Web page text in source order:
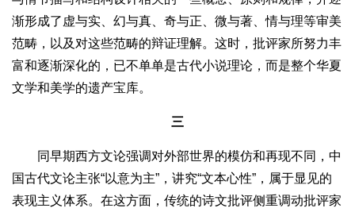
渐形成了虚与实、幻与真、奇与正、微与著、情与理等审美
范畴，以及对这些范畴的辩证理解。这时，批评家所努力丰
富和逐渐深化的，已不单单是古代小说理论，而是整个华夏
文学和美学的遗产宝库。
三
同早期西方文论强调对外部世界的模仿和再现不同，中
国古代文论主张“以意为主”，讲究“文本心性”，属于显见的
表现主义体系。在这方面，传统的诗文批评侧重调动批评家